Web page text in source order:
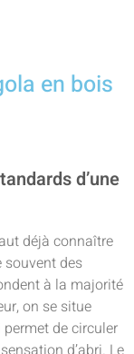
en bois
d’une
déjà connaître
souvent des
à la majorité
on se situe
de circuler